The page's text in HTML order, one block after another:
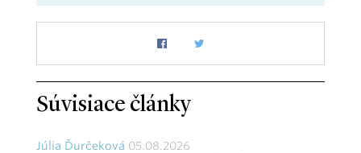
Súvisiace články
Júlia Ďurčeková 05.08.2026